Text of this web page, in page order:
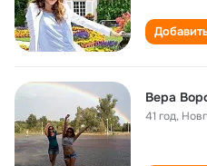
Вера
41 год,